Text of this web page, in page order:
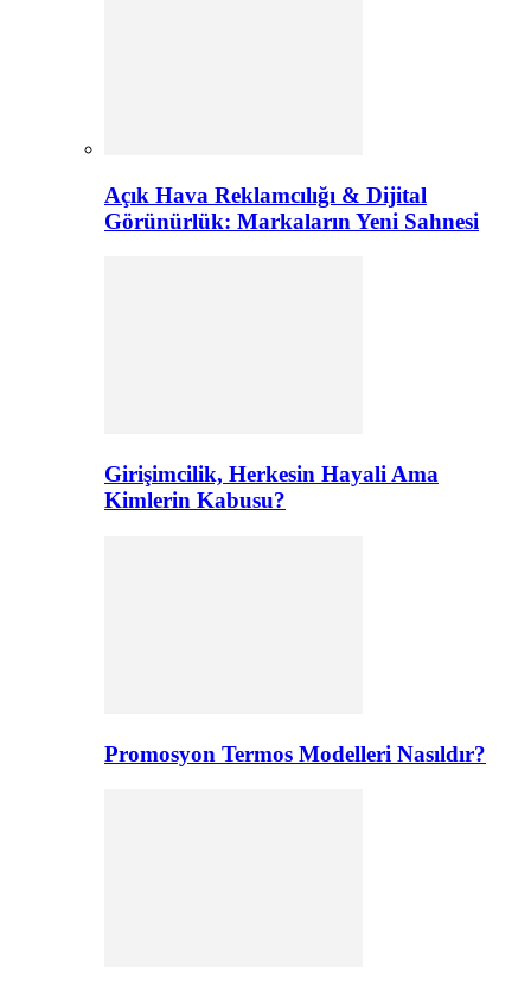
Açık Hava Reklamcılığı & Dijital
Görünürlük: Markaların Yeni Sahnesi
Girişimcilik, Herkesin Hayali Ama
Kimlerin Kabusu?
Promosyon Termos Modelleri Nasıldır?